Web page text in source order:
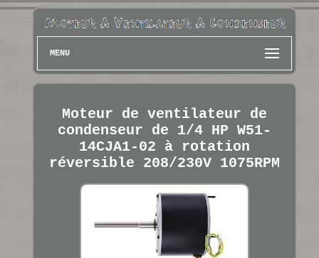
MENU
Moteur de ventilateur de
condenseur de 1/4 HP W51-
14CJA1-02 à rotation
réversible 208/230V 1075RPM